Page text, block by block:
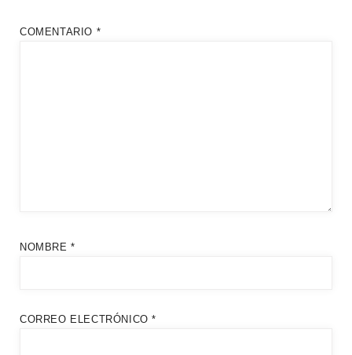
COMENTARIO *
NOMBRE*
CORREO ELECTRÓNICO*